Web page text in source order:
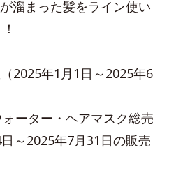
溜まった髪をライン使い
2025年1月1日～2025年6
ーター・ヘアマスク総売
～2025年7月31日の販売